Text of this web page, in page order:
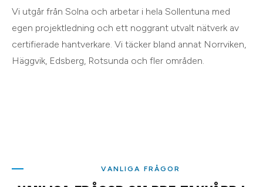
Vi utgår från Solna och arbetar i hela Sollentuna med
egen projektledning och ett noggrant utvalt nätverk av
certifierade hantverkare. Vi täcker bland annat Norrviken,
Häggvik, Edsberg, Rotsunda och fler områden
VANLIGA FRÅGOR